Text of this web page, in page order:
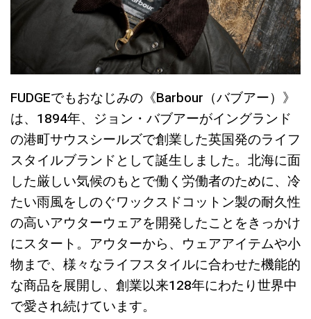
FUDGEでもおなじみの《Barbour（バブアー）》
は、1894年、ジョン・バブアーがイングランド
の港町サウスシールズで創業した英国発のライフ
スタイルブランドとして誕生しました。北海に面
した厳しい気候のもとで働く労働者のために、冷
たい雨風をしのぐワックスドコットン製の耐久性
の高いアウターウェアを開発したことをきっかけ
にスタート。アウターから、ウェアアイテムや小
物まで、様々なライフスタイルに合わせた機能的
な商品を展開し、創業以来128年にわたり世界中
で愛され続けています。